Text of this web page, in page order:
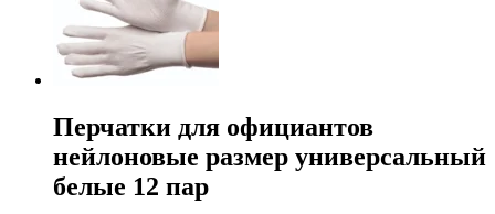
Перчатки для официантов
нейлоновые размер универсальный
белые 12 пар